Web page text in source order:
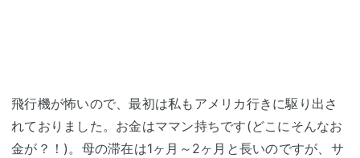
飛行機が怖いので、最初は私もアメリカ行きに駆り出さ
れておりました。お金はママン持ちです(どこにそんなお
金が？！)。母の滞在は1ヶ月～2ヶ月と長いのですが、サ